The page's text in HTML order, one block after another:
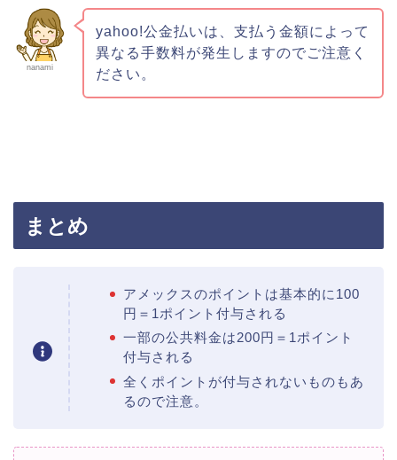
nanami
yahoo!公金払いは、支払う金額によって
異なる手数料が発生しますのでご注意く
ださい。
まとめ
アメックスのポイントは基本的に100
円＝1ポイント付与される
一部の公共料金は200円＝1ポイント
付与される
全くポイントが付与されないものもあ
るので注意。